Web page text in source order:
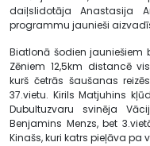
daiļslidotāja Anastasija
programmu jaunieši
Biatlonā šodien
Zēniem 12,5km distancē
kurš četrās šaušanas
37.vietu. Kirils Matjuhins
Dubultuzvaru svinēja
Benjamins Menzs, bet
Kinašs, kuri katrs pieļāva pa